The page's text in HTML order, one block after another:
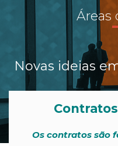
Áreas
Novas ideias
Os contratos são